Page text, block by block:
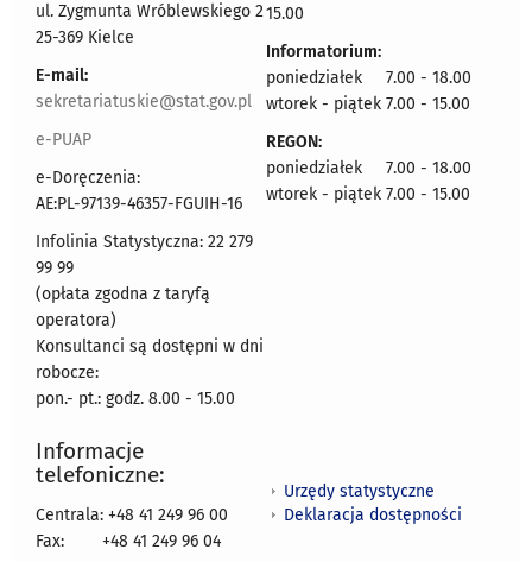
ul. Zygmunta Wróblewskiego 2
25-369 Kielce
E-mail:
sekretariatuskie@stat.gov.pl
e-PUAP
e-Doręczenia:
AE:PL-97139-46357-FGUIH-16
Infolinia Statystyczna: 22 279
99 99
(opłata zgodna z taryfą
operatora)
Konsultanci są dostępni w dni
robocze:
pon.- pt.: godz. 8.00 - 15.00
15.00
Informatorium:
poniedziałek 7.00 - 18.00
wtorek - piątek 7.00 - 15.00
REGON:
poniedziałek 7.00 - 18.00
wtorek - piątek 7.00 - 15.00
Informacje
telefoniczne:
Centrala: +48 41 249 96 00
Fax:
+48 41 249 96 04
Urzędy statystyczne
Deklaracja dostępności